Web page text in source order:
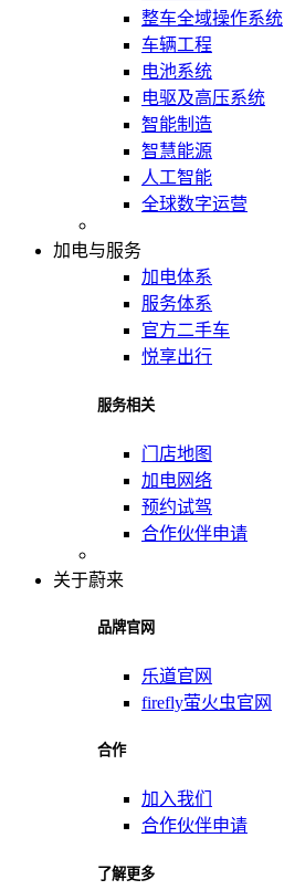
整车全域操作系统
车辆工程
电池系统
电驱及高压系统
智能制造
智慧能源
人工智能
全球数字运营
加电与服务
加电体系
服务体系
官方二手车
悦享出行
服务相关
门店地图
加电网络
预约试驾
合作伙伴申请
关于蔚来
品牌官网
乐道官网
firefly萤火虫官网
合作
加入我们
合作伙伴申请
了解更多